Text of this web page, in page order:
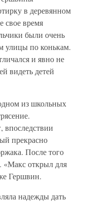
в деревянном
свое время
были очень
улицы по конькам.
и явно не
видеть детей
из школьных
прекрасно
После того
открыл для
Гершвин.
надежды дать